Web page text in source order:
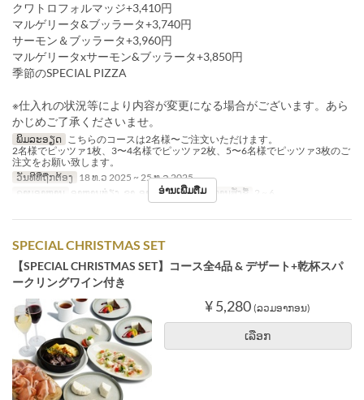
クワトロフォルマッジ+3,410円
マルゲリータ&ブッラータ+3,740円
サーモン＆ブッラータ+3,960円
マルゲリータxサーモン&ブッラータ+3,850円
季節のSPECIAL PIZZA
※仕入れの状況等により内容が変更になる場合がございます。あら
かじめご了承くださいませ。
ພິມລະອຽດ こちらのコースは2名様〜ご注文いただけます。
2名様でピッツァ1枚、3〜4名様でピッツァ2枚、5〜6名様でピッツァ3枚のご
注文をお願い致します。
ວັນທີທີ່ຖືກຕ້ອງ 18 ທ.ວ 2025 ~ 25 ທ.ວ 2025
ຄາບອາຫານ
ອາຫານທ່ຽງ, ຊາ, ອາຫານຄ່ຳ ຈຳກັດການສັ່ງຊື້ 2 ~ 6
ອ່ານເພີ່ມຕື່ມ
SPECIAL CHRISTMAS SET
【SPECIAL CHRISTMAS SET】コース全4品 & デザート+乾杯スパ
ークリングワイン付き
¥ 5,280 (ລວມອາກອນ)
ເລືອກ